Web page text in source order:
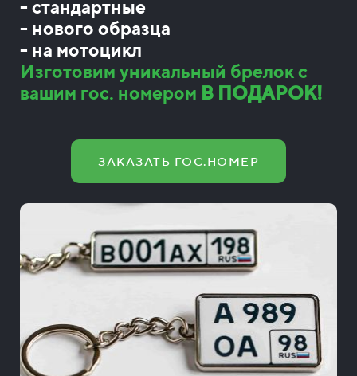
- стандартные
- нового образца
- на мотоцикл
Изготовим уникальный брелок с
вашим гос. номером В ПОДАРОК!
ЗАКАЗАТЬ ГОС.НОМЕР